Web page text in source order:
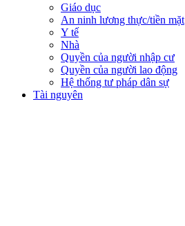
Giáo dục
An ninh lương thực/tiền mặt
Y tế
Nhà
Quyền của người nhập cư
Quyền của người lao động
Hệ thống tư pháp dân sự
Tài nguyên